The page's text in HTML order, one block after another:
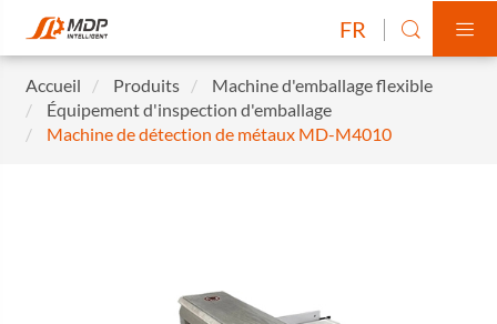
FR  
Accueil Produits
Machine d'emballage flexible
Équipement d'inspection d'emballage
Machine de détection de métaux MD-M4010